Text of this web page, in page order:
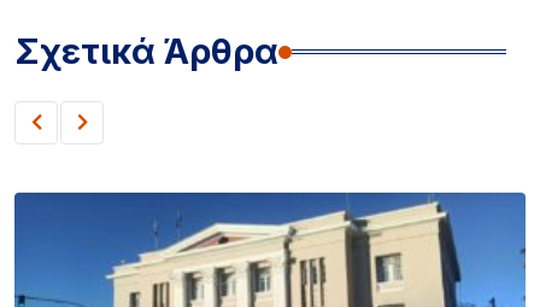
Σχετικά Άρθρα